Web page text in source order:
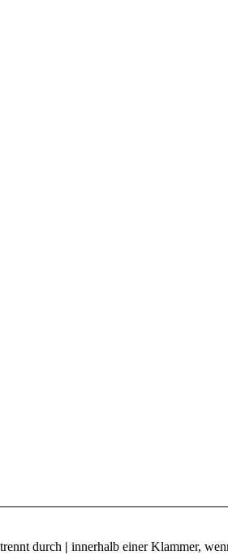
durch | innerhalb einer Klammer,